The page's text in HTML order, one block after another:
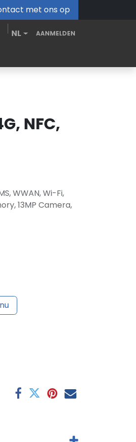
met ons op
NL AANMELDEN
NFC,
WWAN, Wi-Fi,
13MP Camera,